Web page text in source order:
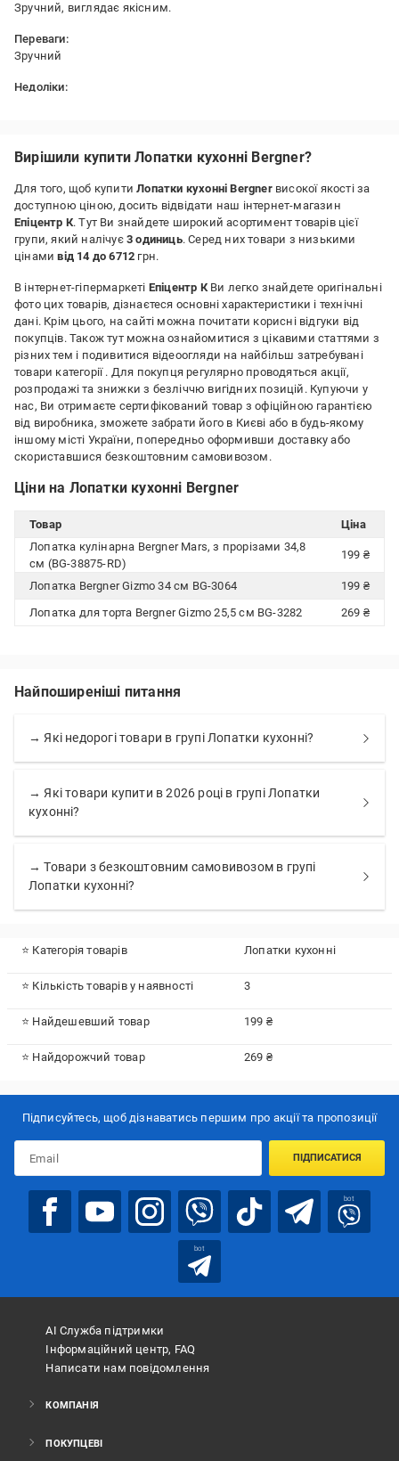
Зручний, виглядає якісним.
Переваги:
Зручний
Недоліки:
Вирішили купити Лопатки кухонні Bergner?
Для того, щоб купитиЛопатки кухонні Bergnerвисокої якості за
доступною ціною, досить відвідати наш інтернет-магазин
Епіцентр К. Тут Ви знайдете широкий асортимент товарів цієї
групи, який налічує 3 одиниць. Серед них товари з низькими
цінамивід 14 до 6712 грн.
В інтернет-гіпермаркеті Епіцентр КВи легко знайдете оригінальні
фото цих товарів, дізнаєтеся основні характеристики і технічні
дані. Крім цього, на сайті можна почитати корисні відгуки від
покупців. Також тут можна ознайомитися з цікавими статтями з
різних тем і подивитися відеоогляди на найбільш затребувані
товари категорії . Для покупця регулярно проводяться акції,
розпродажі та знижки з безліччю вигідних позицій. Купуючи у
нас, Ви отримаєте сертифікований товар з офіційною гарантією
від виробника, зможете забрати його в Києві або в будь-якому
іншому місті України, попередньо оформивши доставку або
скориставшися безкоштовним самовивозом.
Ціни на Лопатки кухонні Bergner
Товар
Ціна
Лопатка кулінарна Bergner Mars, з прорізами 34,8
см (BG-38875-RD)
199 ₴
Лопатка Bergner Gizmo 34 см BG-3064
199 ₴
Лопатка для торта Bergner Gizmo 25,5 см BG-3282
269 ₴
Найпоширеніші питання
→ Які недорогі товари в групі Лопатки кухонні?
→ Які товари купити в 2026 році в групі Лопатки
кухонні?
→ Товари з безкоштовним самовивозом в групі
Лопатки кухонні?
⭐ Категорія товарів Лопатки кухонні
⭐ Кількість товарів у наявності 3
⭐ Найдешевший товар 199 ₴
⭐ Найдорожчий товар 269 ₴
Підписуйтесь, щоб дізнаватись першим про акції та пропозиції
ПІДПИСАТИСЯ
bot
bot
АІ Служба підтримки
Інформаційний центр, FAQ
Написати нам повідомлення
КОМПАНІЯ
ПОКУПЦЕВІ